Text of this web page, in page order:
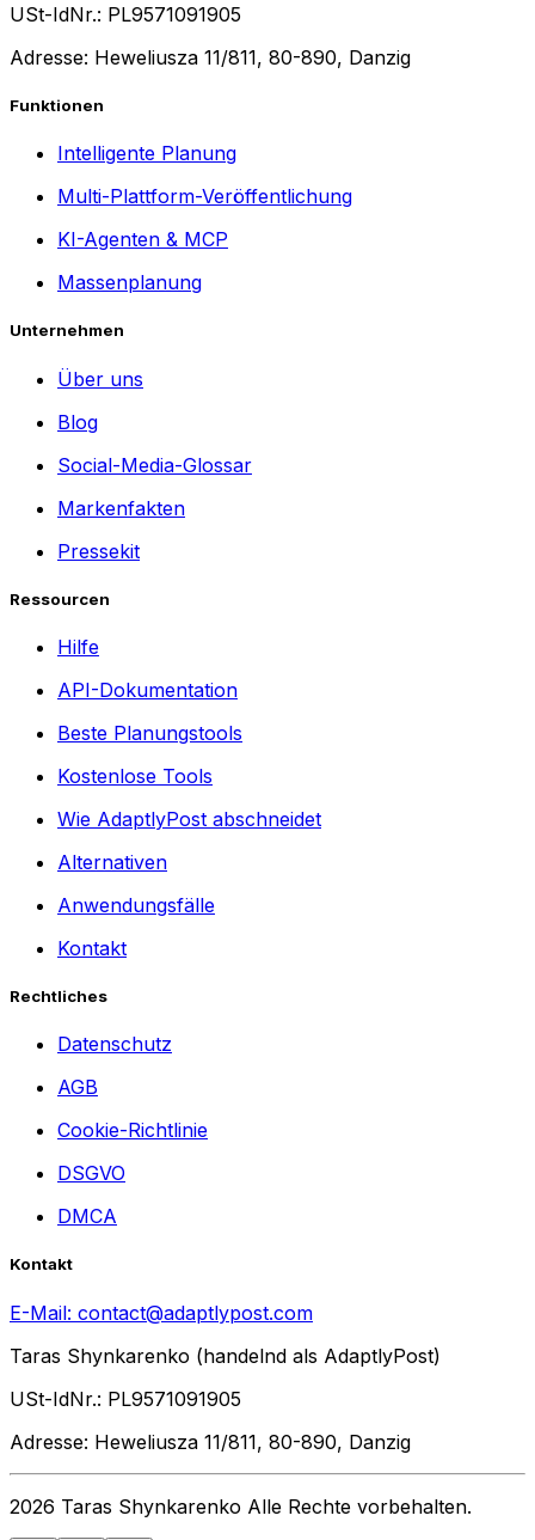
USt-IdNr.: PL9571091905
Adresse: Heweliusza 11/811, 80-890, Danzig
Funktionen
Intelligente Planung
Multi-Plattform-Veröffentlichung
KI-Agenten & MCP
Massenplanung
Unternehmen
Über uns
Blog
Social-Media-Glossar
Markenfakten
Pressekit
Ressourcen
Hilfe
API-Dokumentation
Beste Planungstools
Kostenlose Tools
Wie AdaptlyPost abschneidet
Alternativen
Anwendungsfälle
Kontakt
Rechtliches
Datenschutz
AGB
Cookie-Richtlinie
DSGVO
DMCA
Kontakt
E-Mail: contact@adaptlypost.com
Taras Shynkarenko (handelnd als AdaptlyPost)
USt-IdNr.: PL9571091905
Adresse: Heweliusza 11/811, 80-890, Danzig
2026 Taras Shynkarenko Alle Rechte vorbehalten.